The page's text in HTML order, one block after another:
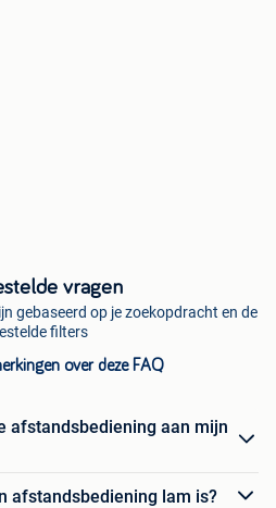
vragen
gebaseerd op je zoekopdracht en de
filters
over deze FAQ
afstandsbediening aan mijn
afstandsbediening lam is?